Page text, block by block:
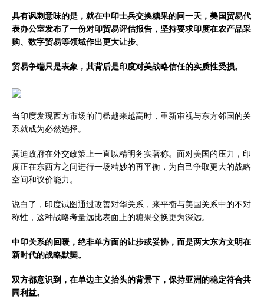
具有讽刺意味的是，就在中印士兵交换糖果的同一天，美国贸易代
表办公室发布了一份对印贸易评估报告，坚持要求印度在农产品采
购、数字贸易等领域作出更大让步。
贸易争端只是表象，其背后是印度对美战略信任的实质性受损。
当印度发现西方市场的门槛越来越高时，重新审视与东方邻国的关
系就成为必然选择。
莫迪政府在外交政策上一直以精明务实著称。面对美国的压力，印
度正在东西方之间进行一场精妙的再平衡，为自己争取更大的战略
空间和议价能力。
说白了，印度试图通过改善对华关系，来平衡与美国关系中的不对
称性，这种战略考量远比表面上的糖果交换更为深远。
中印关系的回暖，绝非单方面的让步或妥协，而是两大东方文明在
新时代的战略默契。
双方都意识到，在单边主义抬头的背景下，保持亚洲的稳定符合共
同利益。